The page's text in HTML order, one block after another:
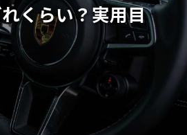
くらい？実用目